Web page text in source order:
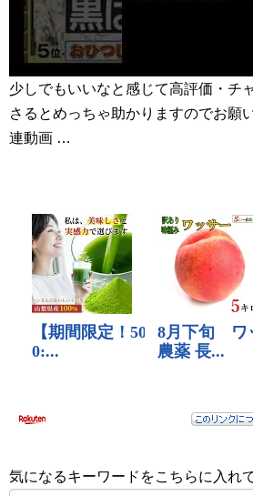
少しでもいいなと感じて高評価・チ
さるとめっちゃ助かりますのでお願
連動画 …
気になるキーワードをこちらに入れ